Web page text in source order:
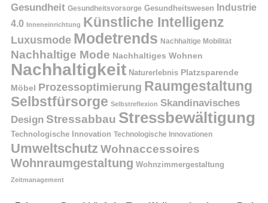
Gesundheit Gesundheitsvorsorge Gesundheitswesen
Industrie
4.0
Inneneinrichtung Künstliche Intelligenz
Luxusmode Modetrends Nachhaltige Mobilität
Nachhaltige Mode Nachhaltiges Wohnen
Nachhaltigkeit Naturerlebnis Platzsparende
Möbel
Prozessoptimierung Raumgestaltung
Selbstfürsorge Selbstreflexion Skandinavisches
Design Stressabbau Stressbewältigung
Technologische Innovation Technologische Innovationen
Umweltschutz Wohnaccessoires
Wohnraumgestaltung Wohnzimmergestaltung
Zeitmanagement